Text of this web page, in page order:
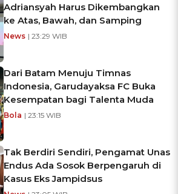
Adriansyah Harus Dikembangkan
ke Atas, Bawah, dan Samping
News | 23:29 WIB
Dari Batam Menuju Timnas
Indonesia, Garudayaksa FC Buka
Kesempatan bagi Talenta Muda
Bola | 23:15 WIB
Tak Berdiri Sendiri, Pengamat Unas
Endus Ada Sosok Berpengaruh di
Kasus Eks Jampidsus